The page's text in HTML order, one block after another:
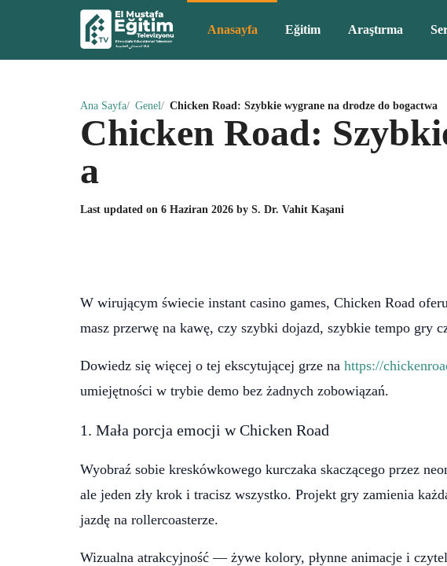
Anasayfa Eğitim Araştırma
Ana Sayfa Genel Chicken Road: Szybkie wygrane na drodze do bogactwa
Chicken Road:
a
Last updated on 6 Haziran 2026 by S. Dr. Vahit Kaşani
W wirującym świecie instant casino games, Chicken Road
masz przerwę na kawę, czy szybki dojazd, szybkie tempo gry
Dowiedz się więcej o tej ekscytującej grze na https://
umiejętności w trybie demo bez żadnych zobowiązań.
1. Mała porcja emocji w Chicken Road
Wyobraź sobie kreskówkowego kurczaka skaczącego przez
ale jeden zły krok i tracisz wszystko. Projekt gry zamienia
jazdę na rollercoasterze.
Wizualna atrakcyjność — żywe kolory, płynne animacje i